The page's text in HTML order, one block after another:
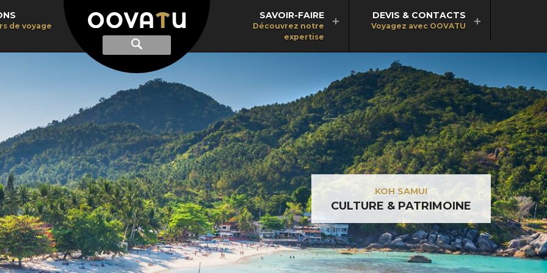
Afficher
recherche
Recherche
de voyage
SAVOIR-FAIRE
Découvrez notre
expertise
DEVIS & CONTACTS
Voyagez avec OOVATU
KOH SAMUI
CULTURE & PATRIMOINE